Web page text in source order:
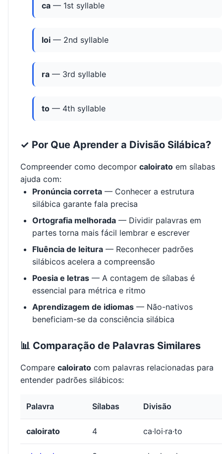
ca — 1st syllable
loi — 2nd syllable
ra — 3rd syllable
to — 4th syllable
✓ Por Que Aprender a Divisão Silábica?
Compreender como decompor caloirato em sílabas
ajuda com:
Pronúncia correta — Conhecer a estrutura
silábica garante fala precisa
Ortografia melhorada — Dividir palavras em
partes torna mais fácil lembrar e escrever
Fluência de leitura — Reconhecer padrões
silábicos acelera a compreensão
Poesia e letras — A contagem de sílabas é
essencial para métrica e ritmo
Aprendizagem de idiomas — Não-nativos
beneficiam-se da consciência silábica
📊 Comparação de Palavras Similares
Compare caloirato com palavras relacionadas para
entender padrões silábicos:
Palavra Sílabas Divisão
caloirato 4 ca·loi·ra·to